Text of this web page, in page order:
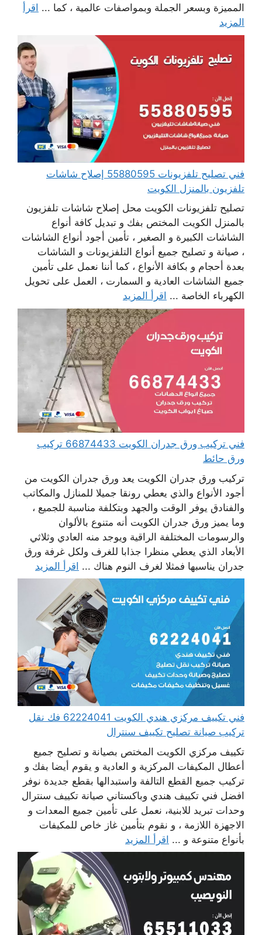
المميزة وبسعر الجملة وبمواصفات عالمية ، كما ... اقرأ
المزيد
فني تصليح تلفزيونات 55880595 إصلاح شاشات
تلفزيون بالمنزل الكويت
تصليح تلفزيونات الكويت محل إصلاح شاشات تلفزيون
بالمنزل الكويت المختص بفك و تبديل كافة أنواع
الشاشات الكبيرة و الصغير ، تأمين أجود أنواع الشاشات
، صيانة و تصليح جميع أنواع التلفزيونات و الشاشات
بعدة أحجام و بكافة الأنواع ، كما أننا نعمل على تأمين
جميع الشاشات العادية و السمارت ، العمل على تحويل
الكهرباء الخاصة ... اقرأ المزيد
فني تركيب ورق جدران الكويت 66874433 تركيب
ورق حائط
تركيب ورق جدران الكويت يعد ورق جدران الكويت من
أجود الأنواع والذي يعطي رونقا جميلا للمنازل والمكاتب
والفنادق يوفر الوقت والجهد وبتكلفة مناسبة للجميع ،
وما يميز ورق جدران الكويت أنه متنوع بالألوان
والرسومات المختلفة الراقية ويوجد منه العادي وثلاثي
الأبعاد الذي يعطي منظرا جذابا للغرف ولكل غرفة ورق
جدران يناسبها فمثلا لغرف النوم هناك ... اقرأ المزيد
فني تكييف مركزي هندي الكويت 62224041 فك نقل
تركيب صيانة تصليح تكييف سنترال
تكييف مركزي الكويت المختص بصيانة و تصليح جميع
أعطال المكيفات المركزية و العادية و يقوم أيضا بفك و
تركيب جميع القطع التالفة واستبدالها بقطع جديدة نوفر
افضل فني تكييف هندي وباكستاني صيانة تكييف سنترال
وحدات تبريد للابنية، نعمل على تأمين جميع المعدات و
الاجهزة اللازمة ، و نقوم بتأمين غاز خاص للمكيفات
بأنواع متنوعة و ... اقرأ المزيد